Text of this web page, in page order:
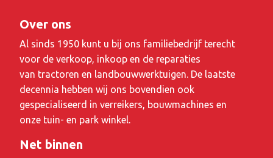
Over ons
Al sinds 1950 kunt u bij ons familiebedrijf terecht
voor de verkoop, inkoop en de reparaties
van tractoren en landbouwwerktuigen. De laatste
decennia hebben wij ons bovendien ook
gespecialiseerd in verreikers, bouwmachines en
onze tuin- en park winkel.
Net binnen